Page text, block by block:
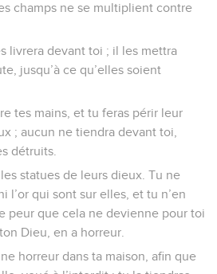
champs ne se multiplient contre
livrera devant toi ; il les mettra
jusqu’à ce qu’elles soient
tes mains, et tu feras périr leur
; aucun ne tiendra devant toi,
détruits.
statues de leurs dieux. Tu ne
l’or qui sont sur elles, et tu n’en
peur que cela ne devienne pour toi
Dieu, en a horreur.
horreur dans ta maison, afin que